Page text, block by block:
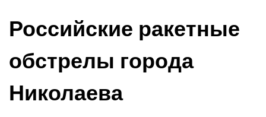
Российские ракетные
обстрелы города
Николаева